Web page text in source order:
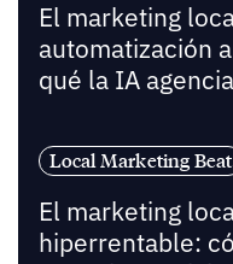
El marketing
automatización
qué la IA
Local Marketing Beat
El marketing
hiperrentable: